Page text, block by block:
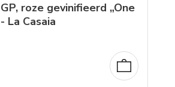
roze gevinifieerd „One
La Casaia